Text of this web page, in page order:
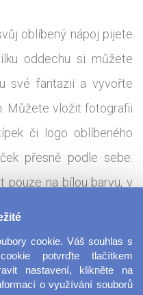
oblíbený nápoj pijete
oddechu si můžete
své fantazii a vyvořte
Můžete vložit fotografii
či logo oblíbeného
přesně podle sebe.
pouze na bílou barvu, v
potěší. Máte firmu?
účely či vytváření
cookie. Váš souhlas s
potvrďte tlačítkem
nastavení, klikněte na
o využívání souborů